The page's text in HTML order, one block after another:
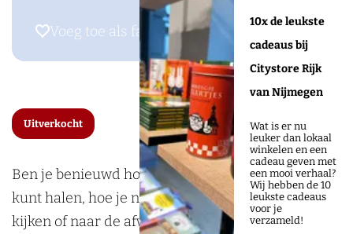
10x de leukste
cadeaus bij
Citystore Rijk
van Nijmegen
Wat is er nu
leuker dan lokaal
winkelen en een
cadeau geven met
een mooi verhaal?
Wij hebben de 10
leukste cadeaus
voor je
verzameld!
d
c
t
i
e
a
v
o
n
o
d
t
e
a
v
Voeg toe als favoriet
Voeg toe als favoriet
Uitverkocht
Ben je benieuwd hoe je meer uit je toneelbezoek
kunt halen, hoe je nou echt goed naar toneel leert
kijken of naar de afwegingen en keuzes van een